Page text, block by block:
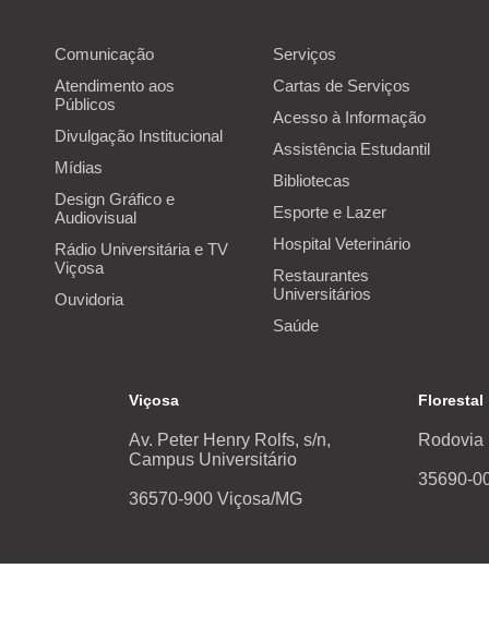
Comunicação
Atendimento aos
Públicos
Divulgação Institucional
Mídias
Design Gráfico e
Audiovisual
Rádio Universitária e TV
Viçosa
Ouvidoria
Serviços
Cartas de Serviços
Acesso à Informação
Assistência Estudantil
Bibliotecas
Esporte e Lazer
Hospital Veterinário
Restaurantes
Universitários
Saúde
Viçosa
Av. Peter Henry Rolfs, s/n,
Campus Universitário
36570-900 Viçosa/MG
Florestal
Rodovia
35690-